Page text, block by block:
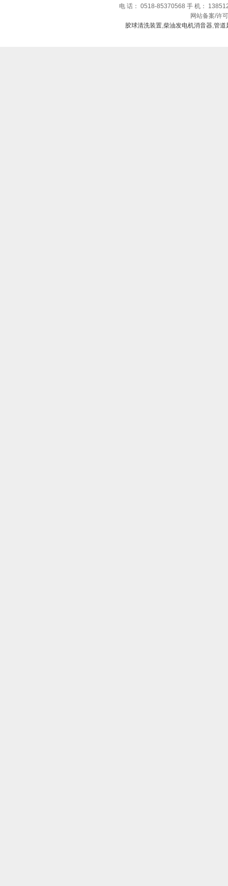
电 话： 0518-85370568 手 机：
网站备案/许
胶球清洗装置,柴油发电机消音器,管道